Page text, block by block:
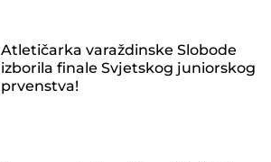
Atletičarka varaždinske Slobode
izborila finale Svjetskog juniorskog
prvenstva!